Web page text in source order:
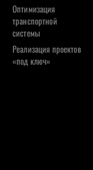
Оптимизация
транспортной
системы
Реализация проектов
«под ключ»